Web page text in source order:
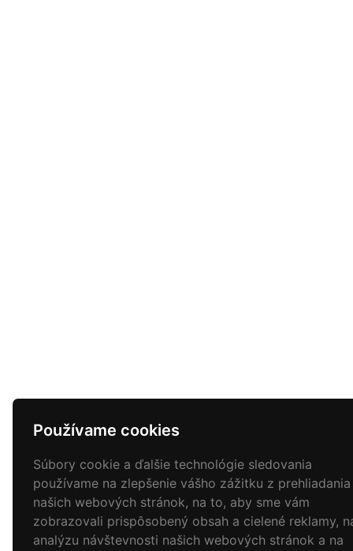
Používame cookies
Súbory cookie a ďalšie technológie sledovania
používame na zlepšenie vášho zážitku z prehliadania
našich webových stránok, na to, aby sme vám
zobrazovali prispôsobený obsah a cielené reklamy,
analýzu návštevnosti našich webových stránok a na